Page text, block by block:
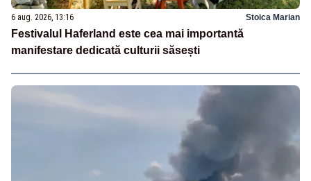
6 aug. 2026, 13:16 Stoica Marian
Festivalul Haferland este cea mai importantă
manifestare dedicată culturii săsești